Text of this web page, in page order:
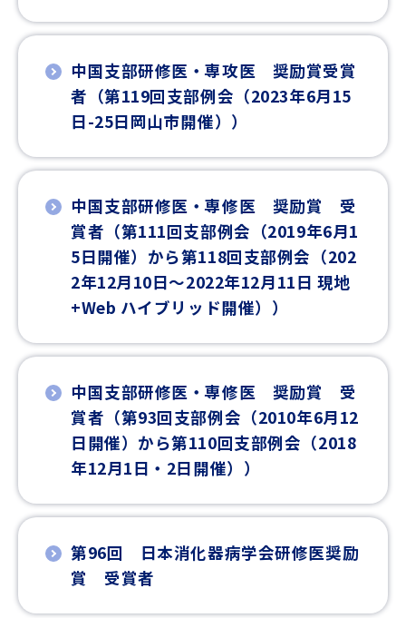
中国支部研修医・専攻医 奨励賞受賞
者（第119回支部例会（2023年6月15
日-25日岡山市開催））
中国支部研修医・専修医 奨励賞 受
賞者（第111回支部例会（2019年6月1
5日開催）から第118回支部例会（202
2年12月10日～2022年12月11日 現地
+Web ハイブリッド開催））
中国支部研修医・専修医 奨励賞 受
賞者（第93回支部例会（2010年6月12
日開催）から第110回支部例会（2018
年12月1日・2日開催））
第96回 日本消化器病学会研修医奨励
賞 受賞者